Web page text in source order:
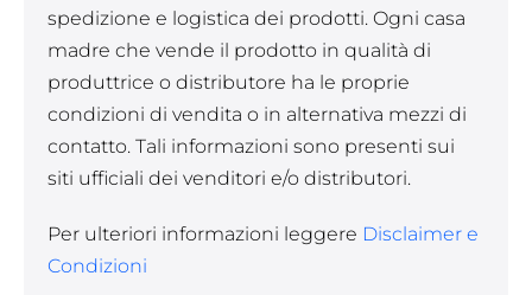
spedizione e logistica dei prodotti. Ogni casa
madre che vende il prodotto in qualità di
produttrice o distributore ha le proprie
condizioni di vendita o in alternativa mezzi di
contatto. Tali informazioni sono presenti sui
siti ufficiali dei venditori e/o distributori.
Per ulteriori informazioni leggere Disclaimer e
Condizioni